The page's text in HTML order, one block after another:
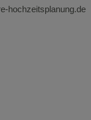
hochzeitsplanung.de